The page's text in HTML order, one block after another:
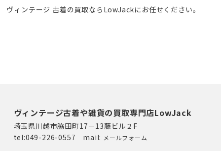
ヴィンテージ 古着の買取ならLowJackにお任せください。
ヴィンテージ古着や雑貨の買取専門店LowJack
埼玉県川越市脇田町17－13藤ビル２F
tel:049-226-0557 mail: メールフォーム